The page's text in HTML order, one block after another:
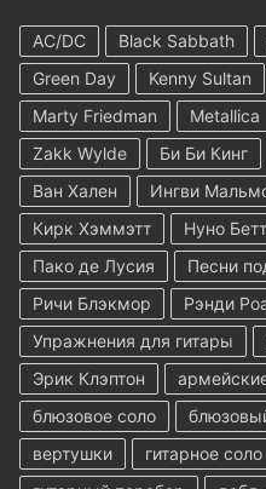
AC/DC Black Sabbath
Green Day
Kenny Sultan
Marty Friedman
Metallica
Zakk Wylde
Би Би Кинг
Ван Хален
Ингви
Кирк Хэммэтт
Нуно
Пако де Лусия
Песни
Ричи Блэкмор
Рэнди
Упражнения для гитары
Эрик Клэптон
блюзовое соло
вертушки
гитарное соло